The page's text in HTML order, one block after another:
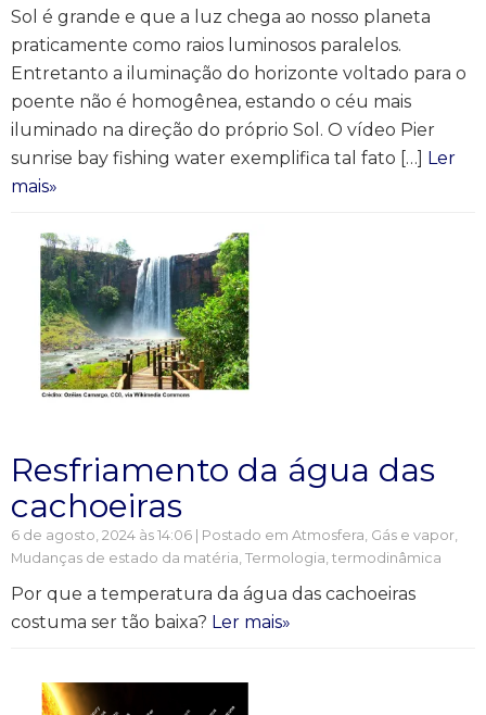
Sol é grande e que a luz chega ao nosso planeta
praticamente como raios luminosos paralelos.
Entretanto a iluminação do horizonte voltado para o
poente não é homogênea, estando o céu mais
iluminado na direção do próprio Sol. O vídeo Pier
sunrise bay fishing water exemplifica tal fato […] Ler
mais»
Resfriamento da água das
cachoeiras
6 de agosto, 2024 às 14:06 | Postado em Atmosfera, Gás e vapor,
Mudanças de estado da matéria, Termologia, termodinâmica
Por que a temperatura da água das cachoeiras
costuma ser tão baixa? Ler mais»